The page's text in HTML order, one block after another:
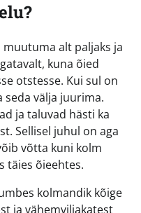
alt paljaks ja
kuna õied
otstesse. Kui sul on
seda välja juurima.
ja taluvad hästi ka
Sellisel juhul on aga
võtta kuni kolm
täies õieehtes.
kolmandik kõige
ja vähemviljakatest